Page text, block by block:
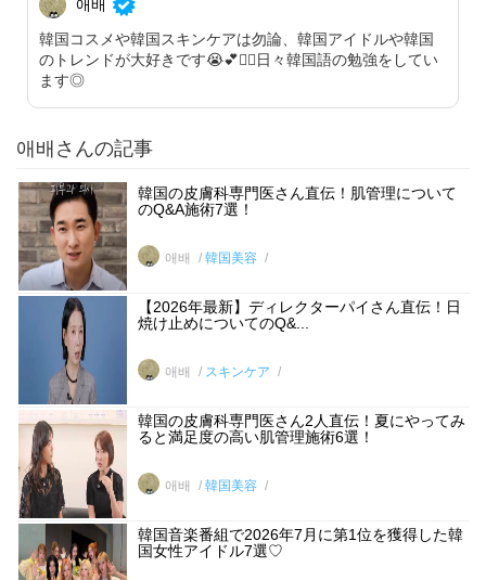
애배
韓国コスメや韓国スキンケアは勿論、韓国アイドルや韓国
のトレンドが大好きです😭💕✋🏻日々韓国語の勉強をしてい
ます◎
애배さんの記事
韓国の皮膚科専門医さん直伝！肌管理について
のQ&A施術7選！
애배 韓国美容
【2026年最新】ディレクターパイさん直伝！日
焼け止めについてのQ&...
애배 スキンケア
韓国の皮膚科専門医さん2人直伝！夏にやってみ
ると満足度の高い肌管理施術6選！
애배 韓国美容
韓国音楽番組で2026年7月に第1位を獲得した韓
国女性アイドル7選♡